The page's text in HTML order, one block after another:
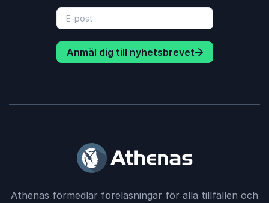
Anmäl dig till nyhetsbrevet
Athenas förmedlar föreläsningar för alla tillfällen och